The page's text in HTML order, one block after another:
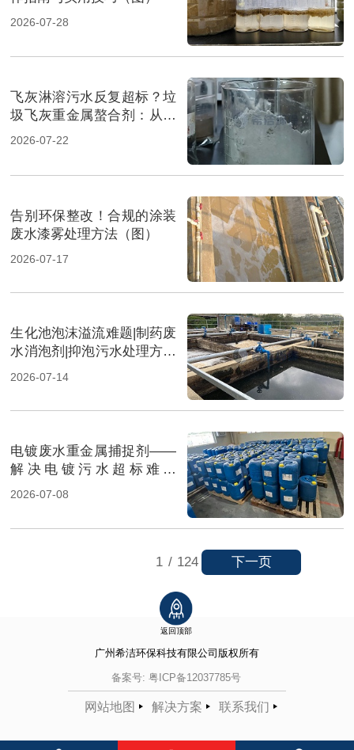
2026-07-28
飞灰淋溶污水反复超标？垃
圾飞灰重金属螯合剂：从源
头实现固液双达标（图）
2026-07-22
告别环保整改！合规的涂装
废水漆雾处理方法（图）
2026-07-17
生化池泡沫溢流难题|制药废
水消泡剂|抑泡污水处理方案
（图）
2026-07-14
电镀废水重金属捕捉剂——
解决电镀污水超标难题
（图）
2026-07-08
1 / 124 下一页
返回顶部
广州希洁环保科技有限公司 版权所有
备案号: 粤ICP备12037785号
网站地图 解决方案 联系我们